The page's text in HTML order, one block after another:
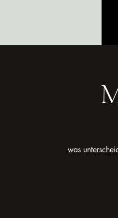
was